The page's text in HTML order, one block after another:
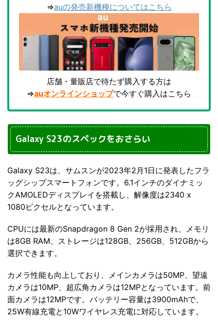
⇒auの発売新機種についてはこちら
店舗・量販店で待たず購入する方は
⇒auオンラインショップで今すぐ購入はこちら
Galaxy S23のスペックをおさらい
Galaxy S23は、サムスンが2023年2月1日に発表したフラ
ッグシップスマートフォンです。6.1インチのダイナミッ
クAMOLEDディスプレイを搭載し、解像度は2340 x
1080ピクセルとなっています。
CPUには最新のSnapdragon 8 Gen 2が採用され、メモリ
は8GB RAM、ストレージは128GB、256GB、512GBから
選択できます。
カメラ性能も向上しており、メインカメラは50MP、望遠
カメラは10MP、超広角カメラは12MPとなっています。前
面カメラは12MPです。バッテリー容量は3900mAhで、
25W有線充電と10Wワイヤレス充電に対応しています。